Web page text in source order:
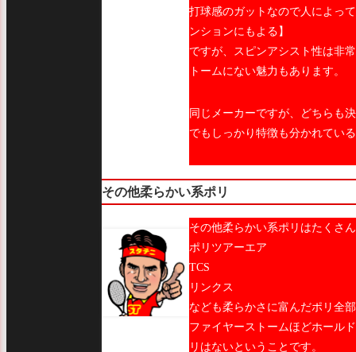
打球感のガットなので人によっ
ンションにもよる】
ですが、スピンアシスト性は非
トームにない魅力もあります。
同じメーカーですが、どちらも
でもしっかり特徴も分かれてい
その他柔らかい系ポリ
その他柔らかい系ポリはたくさ
ポリツアーエア
TCS
リンクス
なども柔らかさに富んだポリ全
ファイヤーストームほどホール
リはないということです。